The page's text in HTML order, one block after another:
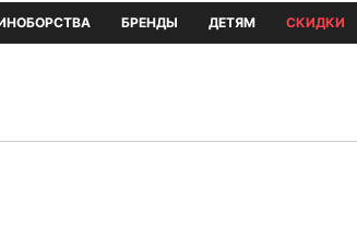
БРЕНДЫ ДЕТЯМ СКИДКИ